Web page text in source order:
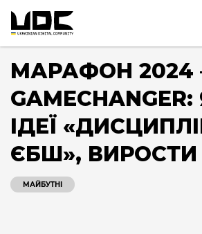
МАРАФОН 2024
ІДЕЇ
ЄБШ», ВИРОСТИ
МАЙБУТНІ